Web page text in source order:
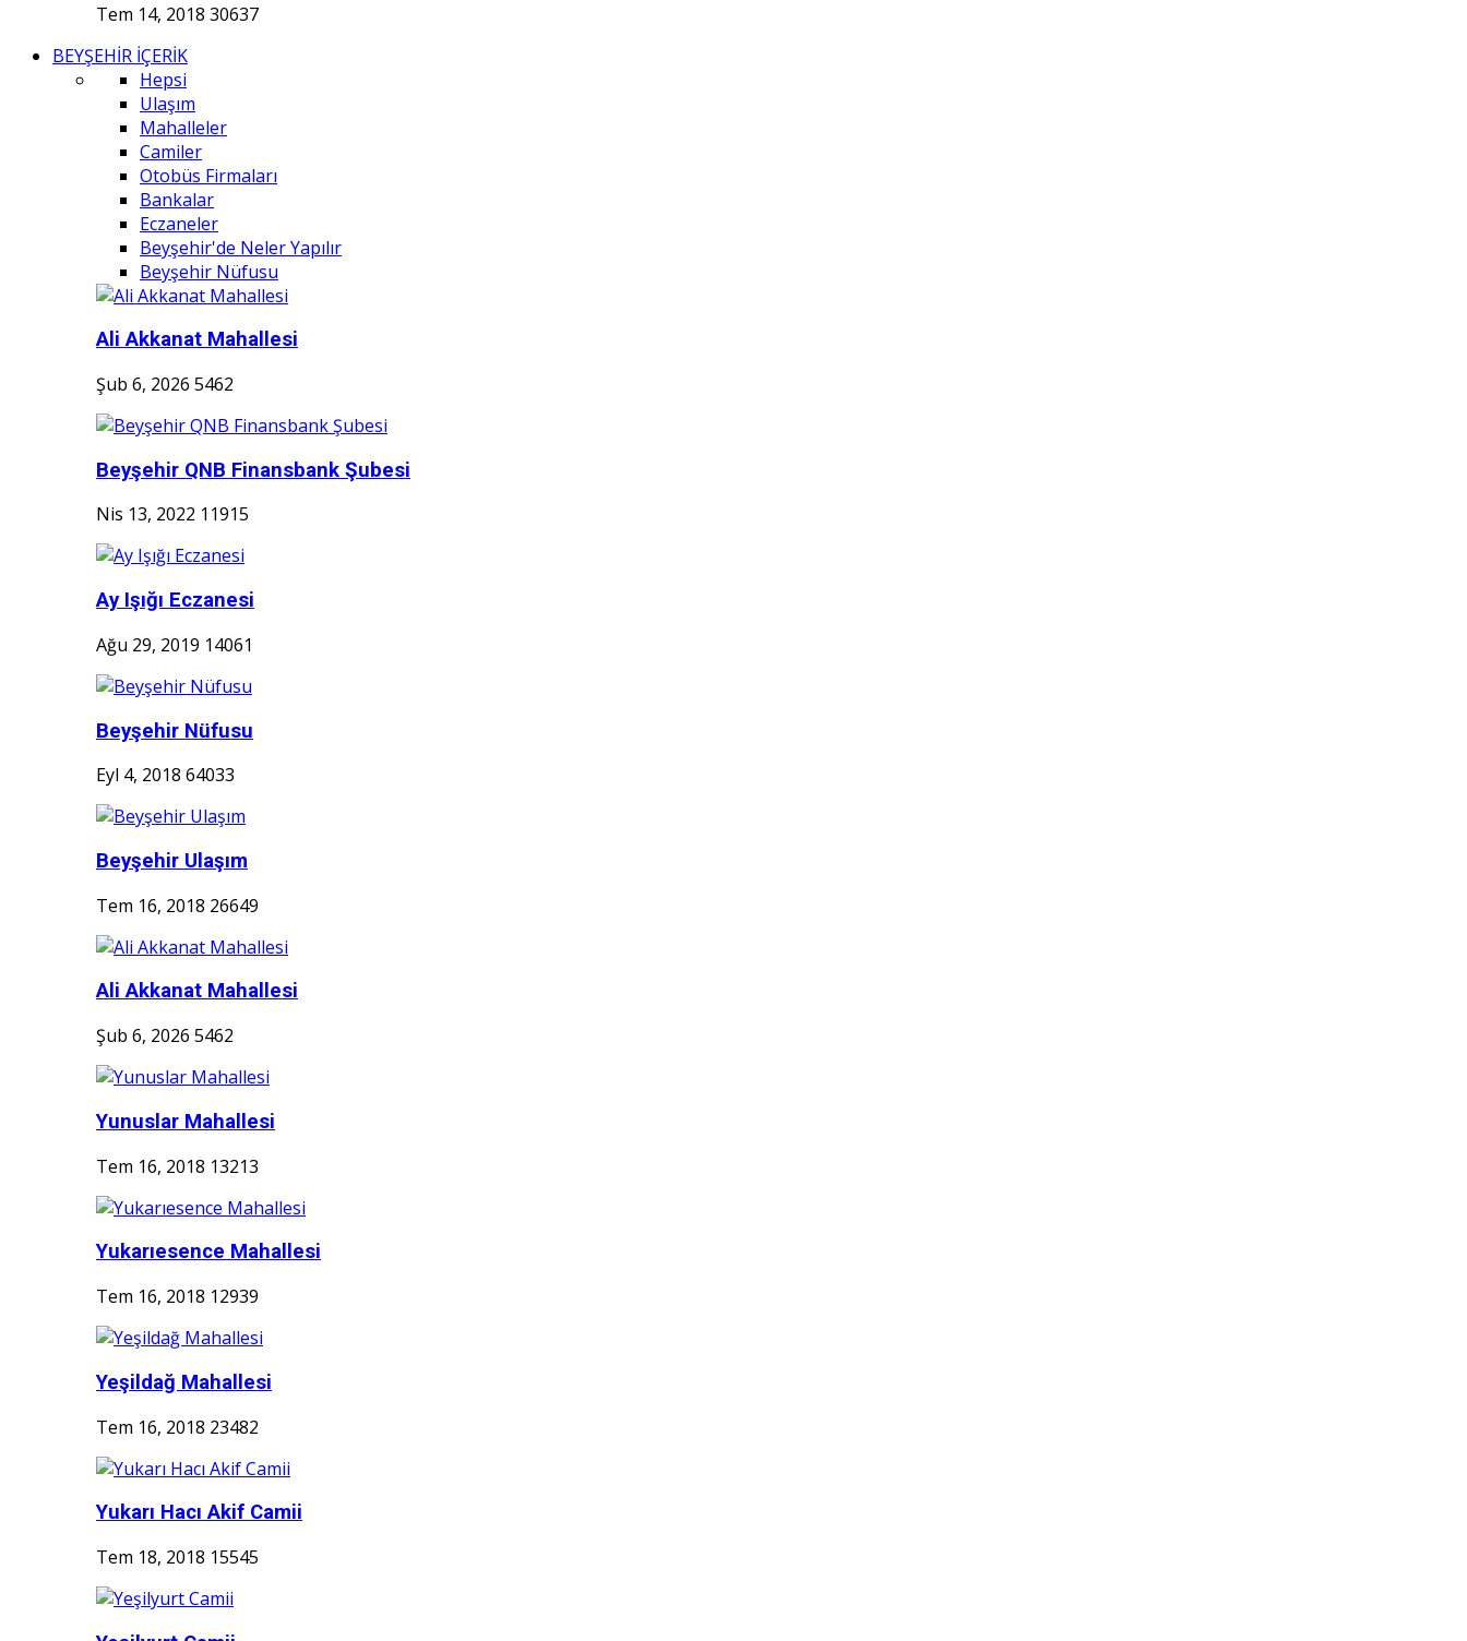
Tem 14, 2018 30637
BEYŞEHİR İÇERİK
Hepsi
Ulaşım
Mahalleler
Camiler
Otobüs Firmaları
Bankalar
Eczaneler
Beyşehir'de Neler Yapılır
Beyşehir Nüfusu
Ali Akkanat Mahallesi
Şub 6, 2026 5462
Beyşehir QNB Finansbank Şubesi
Nis 13, 2022 11915
Ay Işığı Eczanesi
Ağu 29, 2019 14061
Beyşehir Nüfusu
Eyl 4, 2018 64033
Beyşehir Ulaşım
Tem 16, 2018 26649
Ali Akkanat Mahallesi
Şub 6, 2026 5462
Yunuslar Mahallesi
Tem 16, 2018 13213
Yukarıesence Mahallesi
Tem 16, 2018 12939
Yeşildağ Mahallesi
Tem 16, 2018 23482
Yukarı Hacı Akif Camii
Tem 18, 2018 15545